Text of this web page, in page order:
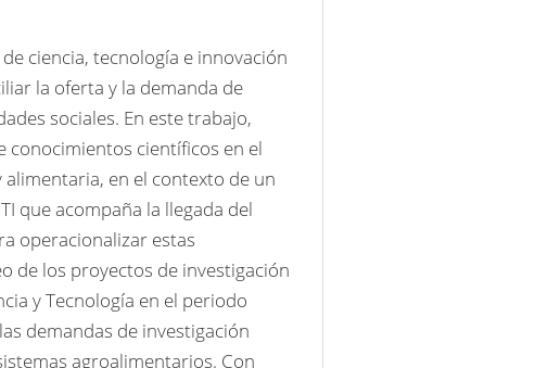
ciencia, tecnología e innovación
la oferta y la demanda de
sociales. En este trabajo,
conocimientos científicos en el
en el contexto de un
que acompaña la llegada del
operacionalizar estas
de los proyectos de investigación
y Tecnología en el periodo
demandas de investigación
agroalimentarios. Con